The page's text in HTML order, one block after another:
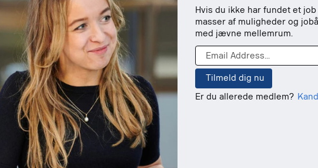
Hvis du ikke har fundet et
masser af muligheder og
med jævne mellemrum.
Er du allerede medlem?